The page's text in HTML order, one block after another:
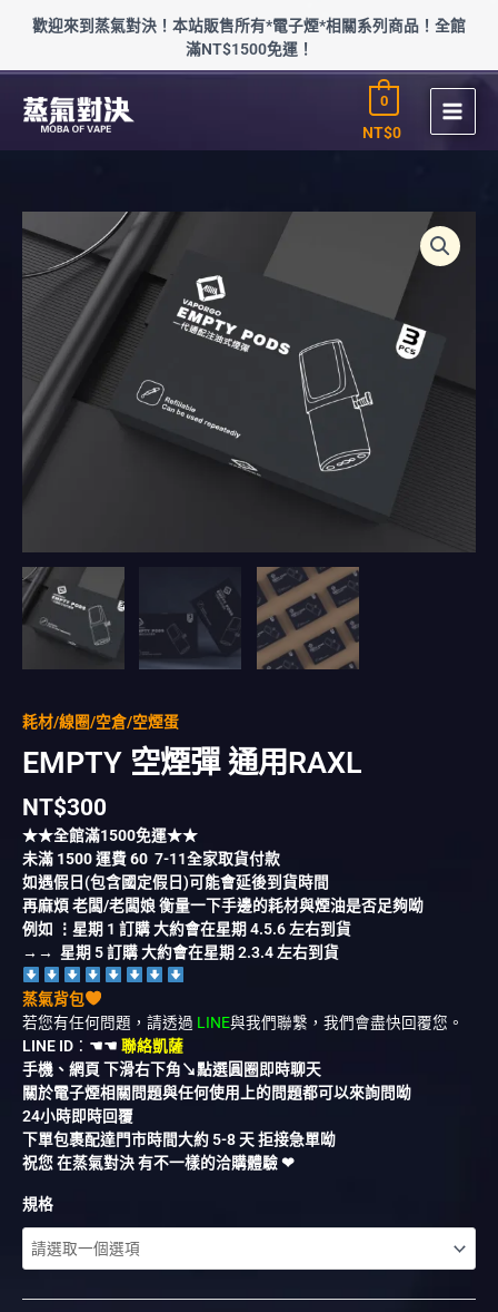
要
歡迎來到蒸氣對決！本站販售所有*電子煙*相關系列商品！全館
滿NT$1500免運！
NT$0
0
耗材/線圈/空倉/空煙蛋
EMPTY 空煙彈 通用RAXL
NT$300
★★全館滿1500免運★★
未滿 1500運費60 7-11全家取貨付款
如遇假日(包含國定假日)可能會延後到貨時間
再麻煩 老闆/老闆娘 衡量一下手邊的耗材與煙油是否足夠呦
例如 ⋮星期 1 訂購 大約會在星期 4.5.6 左右到貨
→→ 星期 5 訂購 大約會在星期 2.3.4 左右到貨
蒸氣背包
若您有任何問題，請透過 LINE與我們聯繫，我們會盡快回覆您。
LINE ID ： ☚☚ 聯絡凱薩
手機、網頁 下滑右下角↘︎點選圓圈即時聊天
關於電子煙相關問題與任何使用上的問題都可以來詢問呦
24小時即時回覆
下單包裹配達門市時間大約 5-8 天 拒接急單呦
祝您 在蒸氣對決 有不一樣的洽購體驗 ❤︎
規格
空
煙
彈
通
用
RAXL
量